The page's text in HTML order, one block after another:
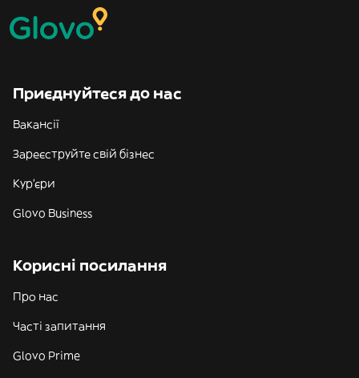
Приєднуйтеся до нас
Вакансії
Зареєструйте свій бізнес
Кур'єри
Glovo Business
Корисні посилання
Про нас
Часті запитання
Glovo Prime